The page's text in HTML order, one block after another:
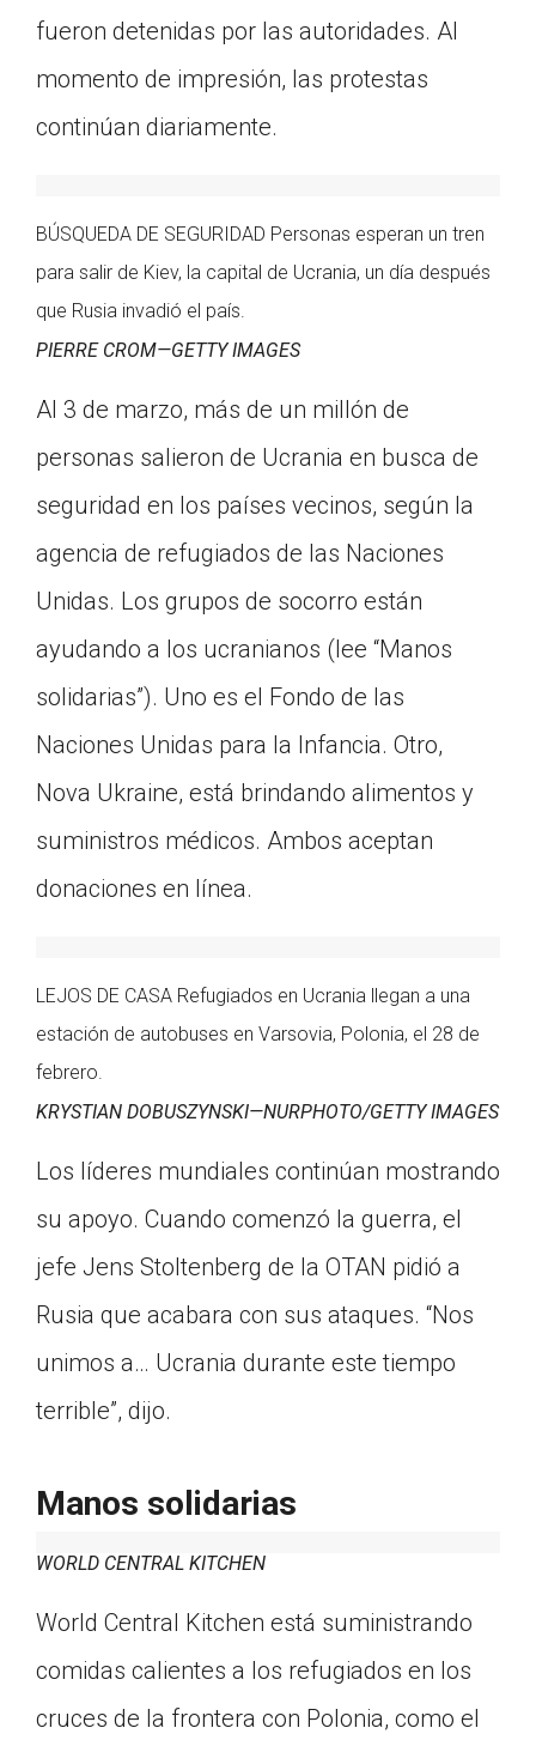
fueron detenidas por las autoridades. Al
momento de impresión, las protestas
continúan diariamente.
BÚSQUEDA DE SEGURIDAD Personas esperan un tren
para salir de Kiev, la capital de Ucrania, un día después
que Rusia invadió el país.
PIERRE CROM—GETTY IMAGES
Al 3 de marzo, más de un millón de
personas salieron de Ucrania en busca de
seguridad en los países vecinos, según la
agencia de refugiados de las Naciones
Unidas. Los grupos de socorro están
ayudando a los ucranianos (lee “Manos
solidarias”). Uno es el Fondo de las
Naciones Unidas para la Infancia. Otro,
Nova Ukraine, está brindando alimentos y
suministros médicos. Ambos aceptan
donaciones en línea.
LEJOS DE CASA Refugiados en Ucrania llegan a una
estación de autobuses en Varsovia, Polonia, el 28 de
febrero.
KRYSTIAN DOBUSZYNSKI—NURPHOTO/GETTY IMAGES
Los líderes mundiales continúan mostrando
su apoyo. Cuando comenzó la guerra, el
jefe Jens Stoltenberg de la OTAN pidió a
Rusia que acabara con sus ataques. “Nos
unimos a… Ucrania durante este tiempo
terrible”, dijo.
Manos solidarias
WORLD CENTRAL KITCHEN
World Central Kitchen está suministrando
comidas calientes a los refugiados en los
cruces de la frontera con Polonia, como el